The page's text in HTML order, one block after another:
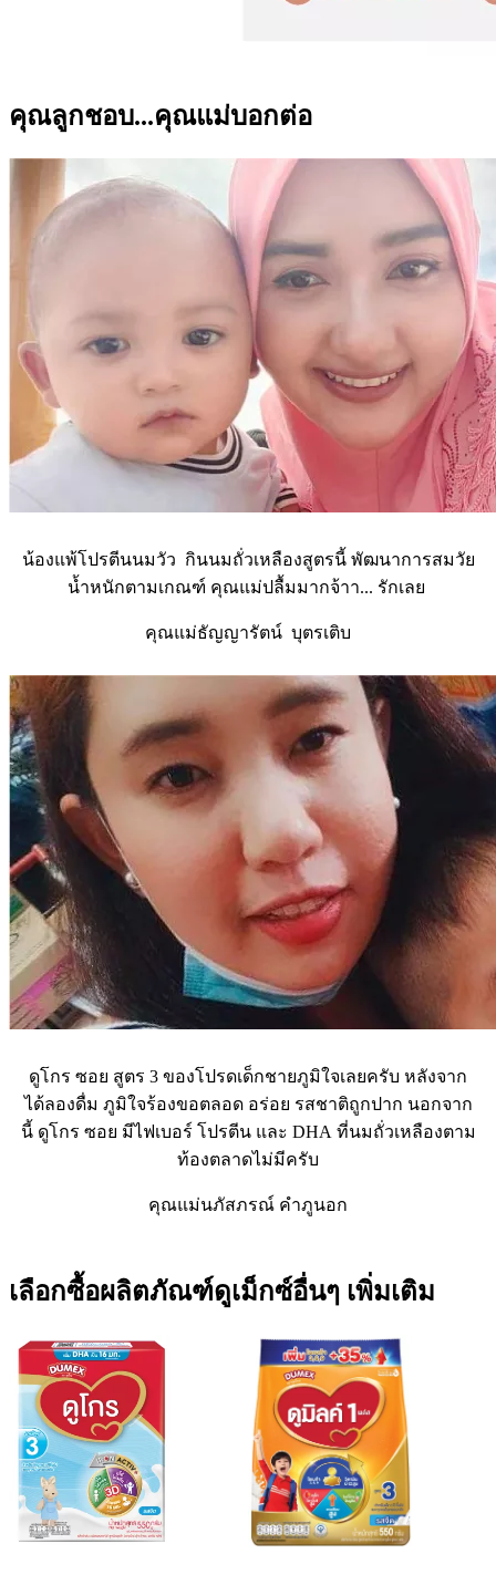
คุณลูกชอบ...คุณแม่บอกต่อ
น้องแพ้โปรตีนนมวัว กินนมถั่วเหลืองสูตรนี้ พัฒนาการสมวัย
น้ำหนักตามเกณฑ์ คุณแม่ปลื้มมากจ้าา... รักเลย
คุณแม่ธัญญารัตน์ บุตรเติบ
ดูโกร ซอย สูตร 3 ของโปรดเด็กชายภูมิใจเลยครับ หลังจาก
ได้ลองดื่ม ภูมิใจร้องขอตลอด อร่อย รสชาติถูกปาก นอกจาก
นี้ ดูโกร ซอย มีไฟเบอร์ โปรตีน และ DHA ที่นมถั่วเหลืองตาม
ท้องตลาดไม่มีครับ
คุณแม่นภัสภรณ์ คำภูนอก
เลือกซื้อผลิตภัณฑ์ดูเม็กซ์อื่นๆ เพิ่มเติม